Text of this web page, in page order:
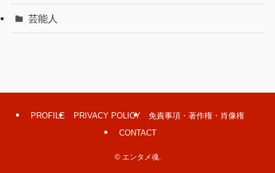
芸能人
PROFILE PRIVACY POLICY
免責事項・著作権・肖像権
CONTACT
©エンタメ魂.